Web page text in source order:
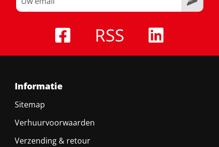
RSS
Informatie
Sitemap
Verhuurvoorwaarden
Verzending & retour